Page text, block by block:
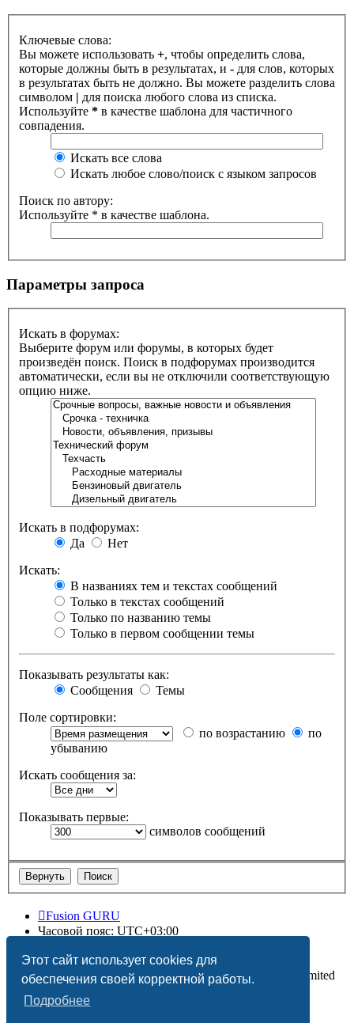
Этот сайт использует cookies для
обеспечения своей корректной работы.
Подробнее
Ключевые слова:
Вы можете использовать +, чтобы определить слова,
которые должны быть в результатах, и - для слов, которых
в результатах быть не должно. Вы можете разделить слова
символом | для поиска любого слова из списка.
Используйте * в качестве шаблона для частичного
совпадения.
Искать все слова
Искать любое слово/поиск с языком запросов
Поиск по автору:
Используйте * в качестве шаблона.
Параметры запроса
Искать в форумах:
Выберите форум или форумы, в которых будет
произведён поиск. Поиск в подфорумах производится
автоматически, если вы не отключили соответствующую
опцию ниже.
Искать в подфорумах:
Да
Нет
Искать:
В названиях тем и текстах сообщений
Только в текстах сообщений
Только по названию темы
Только в первом сообщении темы
Показывать результаты как:
Сообщения
Темы
Поле сортировки:
по возрастанию
по
убыванию
Искать сообщения за:
Показывать первые:
символов сообщений
Fusion GURU
Часовой пояс: UTC+03:00
Создано на основеphpBB® Forum Software © phpBB Limited